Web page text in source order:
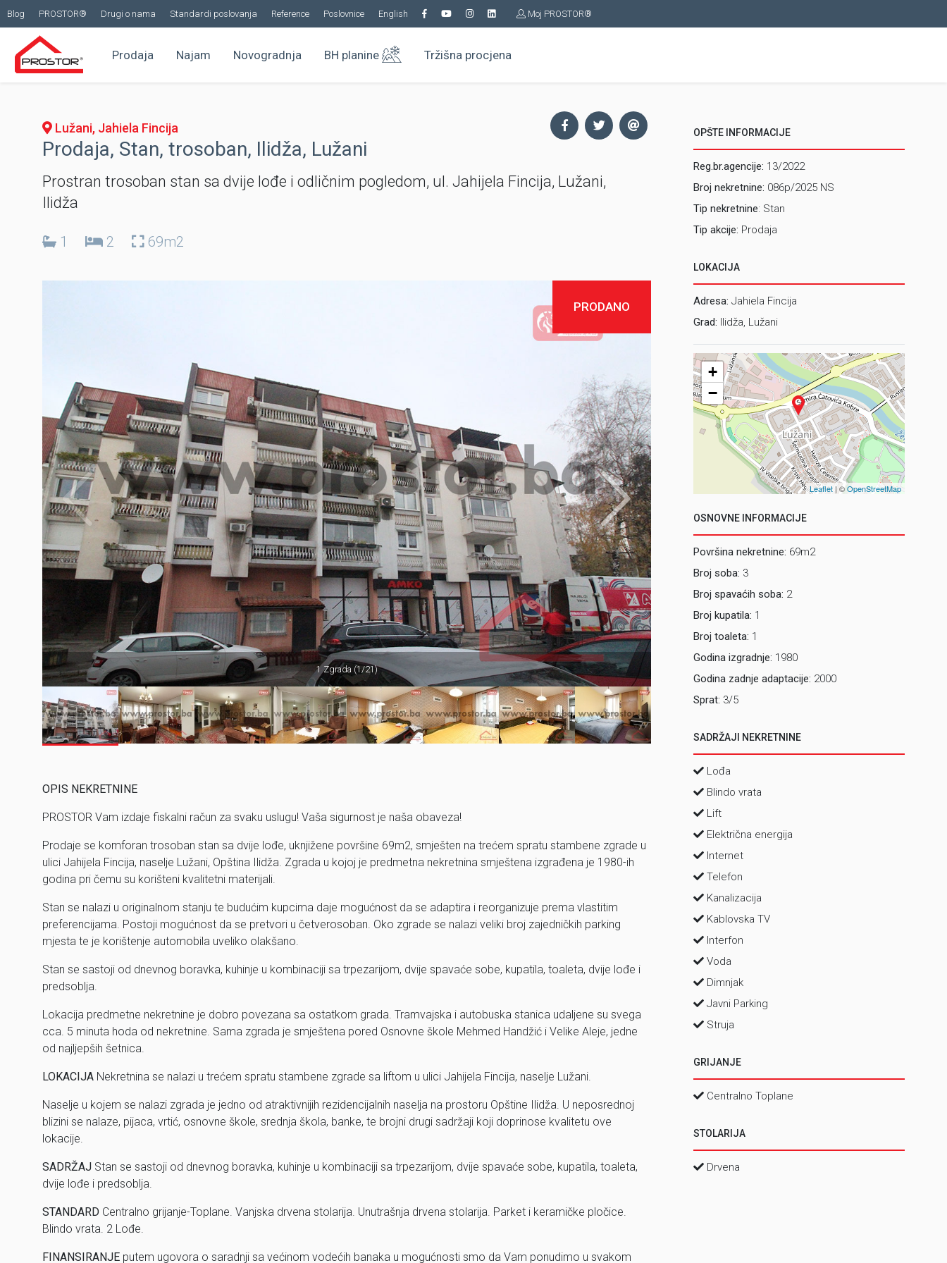
Blog PROSTOR® Drugi o nama Standardi poslovanja Reference Poslovnice English Moj PROSTOR®
Prodaja Najam Novogradnja BH planine Tržišna procjena
Lužani, Jahiela Fincija
Prodaja, Stan, trosoban, Ilidža, Lužani
Prostran trosoban stan sa dvije lođe i odličnim pogledom, ul. Jahijela Fincija, Lužani,
Ilidža
1 2 69m2
PRODANO
1 Zgrada (1/21)
OPIS NEKRETNINE
PROSTOR Vam izdaje fiskalni račun za svaku uslugu! Vaša sigurnost je naša obaveza!
Prodaje se komforan trosoban stan sa dvije lođe, uknjižene površine 69m2, smješten na trećem spratu stambene zgrade u
ulici Jahijela Fincija, naselje Lužani, Opština Ilidža. Zgrada u kojoj je predmetna nekretnina smještena izgrađena je 1980-ih
godina pri čemu su korišteni kvalitetni materijali.
Stan se nalazi u originalnom stanju te budućim kupcima daje mogućnost da se adaptira i reorganizuje prema vlastitim
preferencijama. Postoji mogućnost da se pretvori u četverosoban. Oko zgrade se nalazi veliki broj zajedničkih parking
mjesta te je korištenje automobila uveliko olakšano.
Stan se sastoji od dnevnog boravka, kuhinje u kombinaciji sa trpezarijom, dvije spavaće sobe, kupatila, toaleta, dvije lođe i
predsoblja.
Lokacija predmetne nekretnine je dobro povezana sa ostatkom grada. Tramvajska i autobuska stanica udaljene su svega
cca. 5 minuta hoda od nekretnine. Sama zgrada je smještena pored Osnovne škole Mehmed Handžić i Velike Aleje, jedne
od najljepših šetnica.
LOKACIJA Nekretnina se nalazi u trećem spratu stambene zgrade sa liftom u ulici Jahijela Fincija, naselje Lužani.
Naselje u kojem se nalazi zgrada je jedno od atraktivnijih rezidencijalnih naselja na prostoru Opštine Ilidža. U neposrednoj
blizini se nalaze, pijaca, vrtić, osnovne škole, srednja škola, banke, te brojni drugi sadržaji koji doprinose kvalitetu ove
lokacije.
SADRŽAJ Stan se sastoji od dnevnog boravka, kuhinje u kombinaciji sa trpezarijom, dvije spavaće sobe, kupatila, toaleta,
dvije lođe i predsoblja.
STANDARD Centralno grijanje-Toplane. Vanjska drvena stolarija. Unutrašnja drvena stolarija. Parket i keramičke pločice.
Blindo vrata. 2 Lođe.
FINANSIRANJE putem ugovora o saradnji sa većinom vodećih banaka u mogućnosti smo da Vam ponudimo u svakom
OPŠTE INFORMACIJE
Reg.br.agencije: 13/2022
Broj nekretnine: 086p/2025 NS
Tip nekretnine: Stan
Tip akcije: Prodaja
LOKACIJA
Adresa: Jahiela Fincija
Grad: Ilidža, Lužani
+
−
Leaflet | ©OpenStreetMap
OSNOVNE INFORMACIJE
Površina nekretnine: 69m2
Broj soba: 3
Broj spavaćih soba: 2
Broj kupatila: 1
Broj toaleta: 1
Godina izgradnje: 1980
Godina zadnje adaptacije: 2000
Sprat: 3/5
SADRŽAJI NEKRETNINE
Lođa
Blindo vrata
Lift
Električna energija
Internet
Telefon
Kanalizacija
Kablovska TV
Interfon
Voda
Dimnjak
Javni Parking
Struja
GRIJANJE
Centralno Toplane
STOLARIJA
Drvena